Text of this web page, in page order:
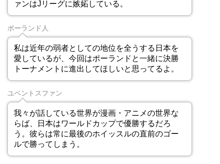
ァンはJリーグに嫉妬している。
ポーランド人
私は近年の弱者としての地位を全うする日本を
愛しているが、今回はポーランドと一緒に決勝
トーナメントに進出してほしいと思ってるよ。
ユベントスファン
我々が話している世界が漫画・アニメの世界な
らば、日本はワールドカップで優勝するだろ
う。彼らは常に最後のホイッスルの直前のゴー
ルで勝ってしまう。